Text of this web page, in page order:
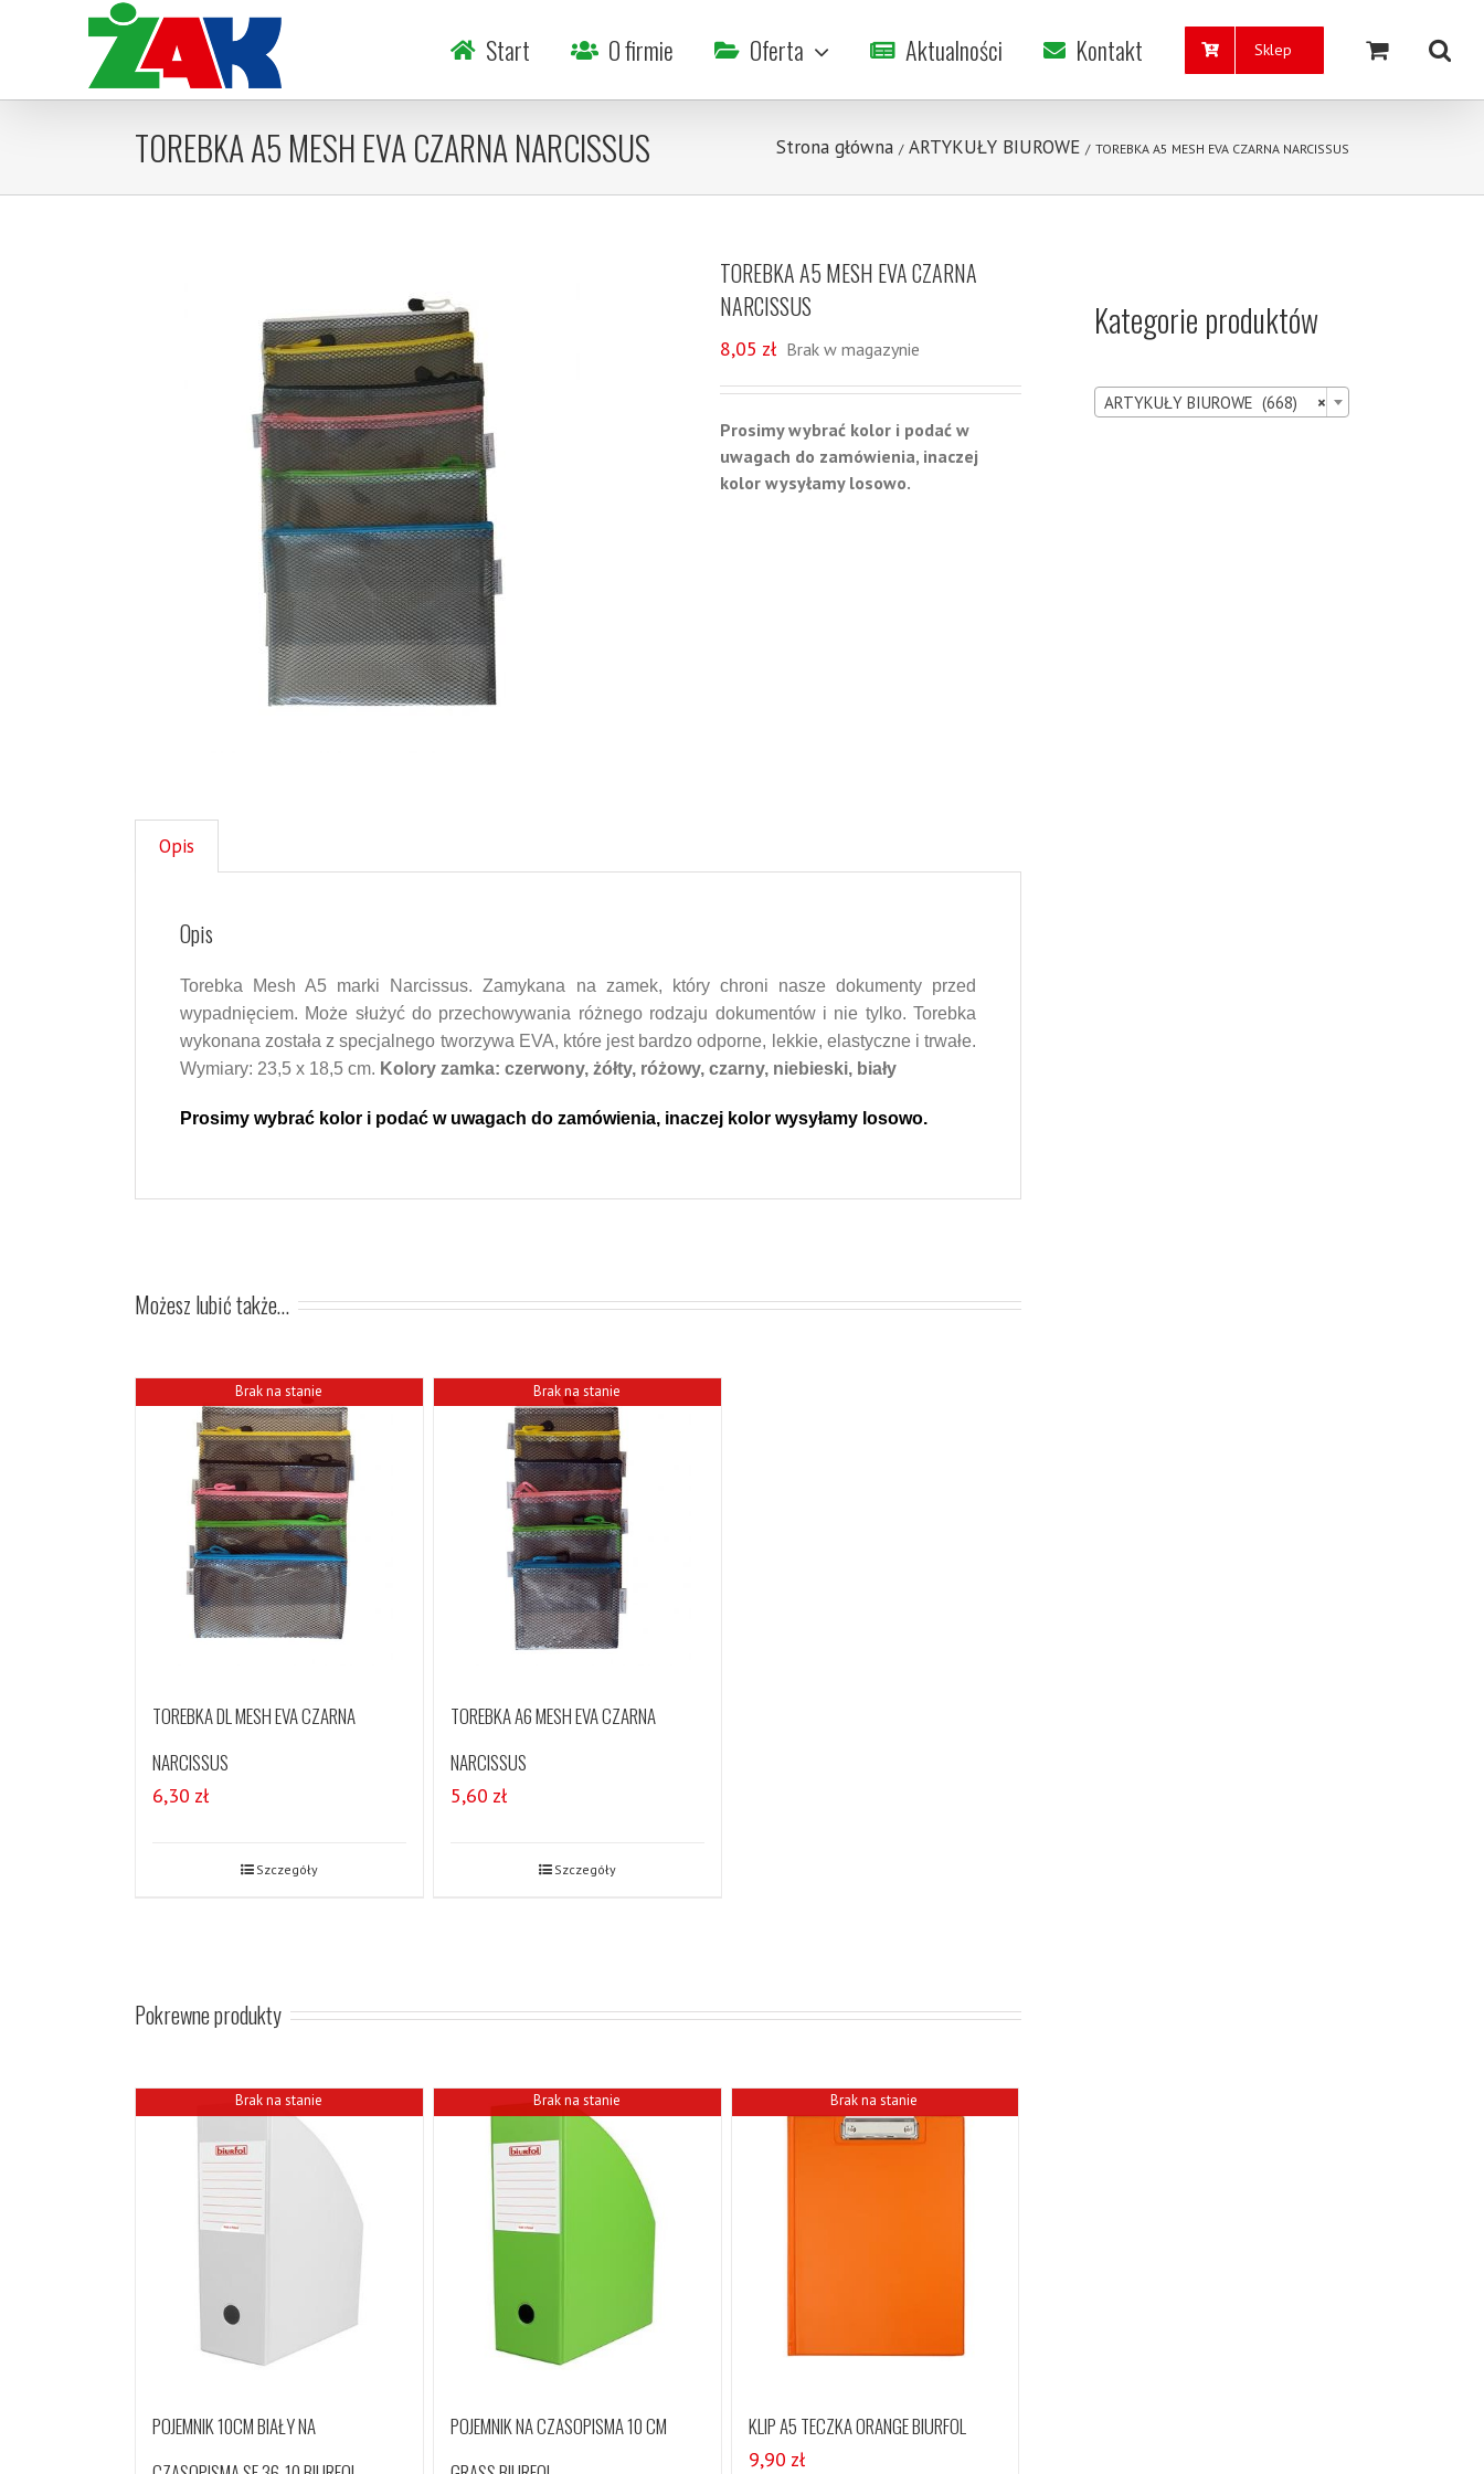
Start O firmie Oferta Aktualności Kontakt Sklep
TOREBKA A5 MESH EVA CZARNA NARCISSUS Strona główna / ARTYKUŁY BIUROWE / TOREBKA A5 MESH EVA CZARNA NARCISSUS
TOREBKA A5 MESH EVA CZARNA
NARCISSUS
8,05 zł Brak w magazynie
Prosimywybrać kolor i podać w
uwagach do zamówienia, inaczej
kolor wysyłamy losowo.
Opis
Opis
Torebka Mesh A5 marki Narcissus. Zamykana na zamek, który chroni nasze dokumenty przed
wypadnięciem. Może służyć do przechowywania różnego rodzaju dokumentów i nie tylko. Torebka
wykonana została z specjalnego tworzywa EVA, które jest bardzo odporne, lekkie, elastyczne i trwałe.
Wymiary: 23,5 x 18,5 cm. Kolory zamka: czerwony, żółty, różowy, czarny, niebieski, biały
Prosimy wybrać kolor i podać w uwagach do zamówienia, inaczej kolor wysyłamy losowo.
Możesz lubić także…
Brak na stanie
TOREBKA DL MESH EVA CZARNA
NARCISSUS
6,30 zł
Szczegóły
Brak na stanie
TOREBKA A6 MESH EVA CZARNA
NARCISSUS
5,60 zł
Szczegóły
Pokrewne produkty
Brak na stanie
POJEMNIK 10CM BIAŁY NA
Brak na stanie
POJEMNIK NA CZASOPISMA 10 CM
Brak na stanie
KLIP A5 TECZKA ORANGE BIURFOL
9,90 zł
Kategorie produktów
×
ARTYKUŁY BIUROWE (668)